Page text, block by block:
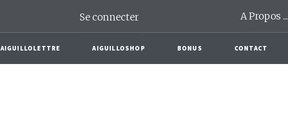
Se connecter A Propos ...
AIGUILLOLETTRE AIGUILLOSHOP BONUS CONTACT